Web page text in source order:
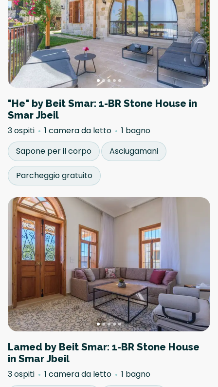
"He" by Beit Smar: 1-BR Stone House in
Smar Jbeil
3 ospiti 1 camera da letto
1 bagno
Sapone per il corpo
Asciugamani
Parcheggio gratuito
Lamed by Beit Smar: 1-BR Stone House
in Smar Jbeil
3 ospiti 1 camera da letto
1 bagno